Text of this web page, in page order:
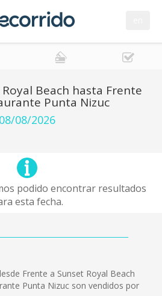
Beach hasta Frente
Punta Nizuc
08/08/2026
podido encontrar resultados
esta fecha.
Frente a Sunset Royal Beach
Punta Nizuc son vendidos por